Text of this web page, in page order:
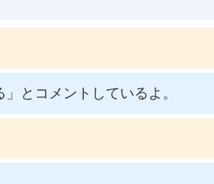
とコメントしているよ。